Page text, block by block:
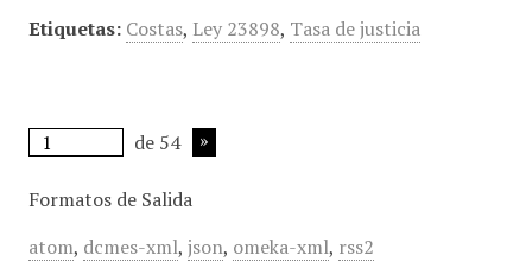
Etiquetas: Costas, Ley 23898, Tasa de justicia
de 54
Formatos de Salida
atom, dcmes-xml, json, omeka-xml, rss2